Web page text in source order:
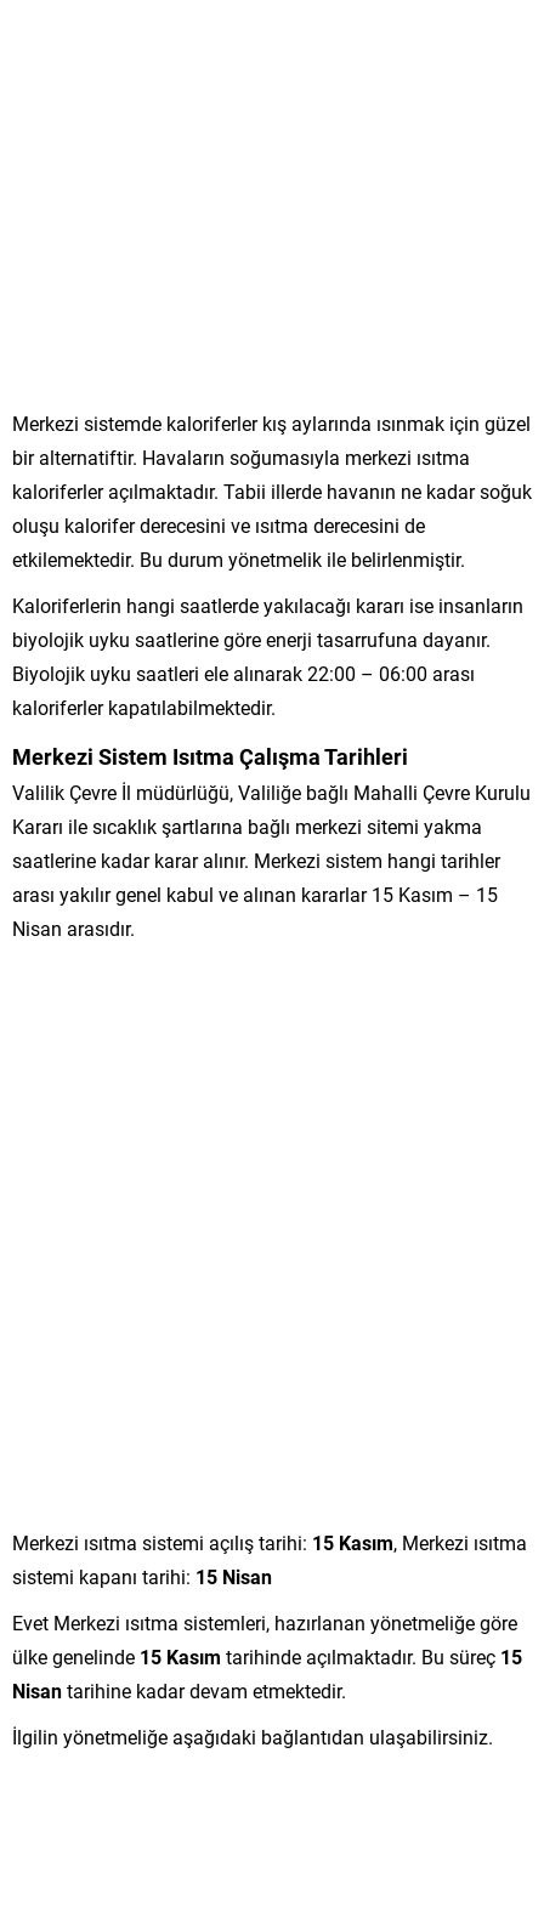
Merkezi sistemde kaloriferler kış aylarında ısınmak için güzel
bir alternatiftir. Havaların soğumasıyla merkezi ısıtma
kaloriferler açılmaktadır. Tabii illerde havanın ne kadar soğuk
oluşu kalorifer derecesini ve ısıtma derecesini de
etkilemektedir. Bu durum yönetmelik ile belirlenmiştir.
Kaloriferlerin hangi saatlerde yakılacağı kararı ise insanların
biyolojik uyku saatlerine göre enerji tasarrufuna dayanır.
Biyolojik uyku saatleri ele alınarak 22:00 – 06:00 arası
kaloriferler kapatılabilmektedir.
Merkezi Sistem Isıtma Çalışma Tarihleri
Valilik Çevre İl müdürlüğü, Valiliğe bağlı Mahalli Çevre Kurulu
Kararı ile sıcaklık şartlarına bağlı merkezi sitemi yakma
saatlerine kadar karar alınır. Merkezi sistem hangi tarihler
arası yakılır genel kabul ve alınan kararlar 15 Kasım – 15
Nisan arasıdır.
Merkezi ısıtma sistemi açılış tarihi: 15 Kasım, Merkezi ısıtma
sistemi kapanı tarihi: 15 Nisan
Evet Merkezi ısıtma sistemleri, hazırlanan yönetmeliğe göre
ülke genelinde 15 Kasım tarihinde açılmaktadır. Bu süreç 15
Nisantarihine kadar devam etmektedir.
İlgilin yönetmeliğe aşağıdaki bağlantıdan ulaşabilirsiniz.